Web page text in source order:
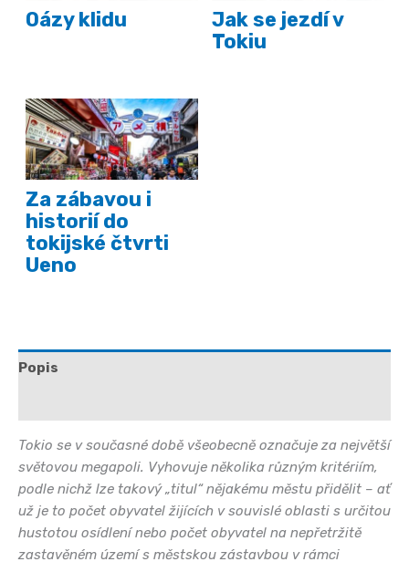
Oázy klidu
Jak se jezdí v
Tokiu
Za zábavou i
historií do
tokijské čtvrti
Ueno
Popis
Tokio se v současné době všeobecně označuje za největší
světovou megapoli. Vyhovuje několika různým kritériím,
podle nichž lze takový „titul“ nějakému městu přidělit – ať
už je to počet obyvatel žijících v souvislé oblasti s určitou
hustotou osídlení nebo počet obyvatel na nepřetržitě
zastavěném území s městskou zástavbou v rámci